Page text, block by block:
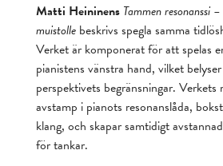
Matti Heininens Tammen resonanssi
muistolle beskrivs spegla samma
Verket är komponerat för att spelas
pianistens vänstra hand, vilket
perspektivets begränsningar. Verkets
avstamp i pianots resonanslåda,
klang, och skapar samtidigt
för tankar.